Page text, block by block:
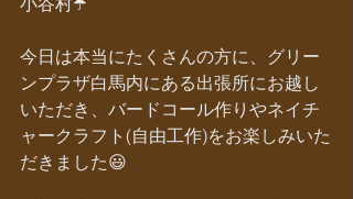
今日は本当にたくさんの方に、グリー
ンプラザ白馬内にある出張所にお越し
いただき、バードコール作りやネイチ
ャークラフト(自由工作)をお楽しみいた
だきました😃